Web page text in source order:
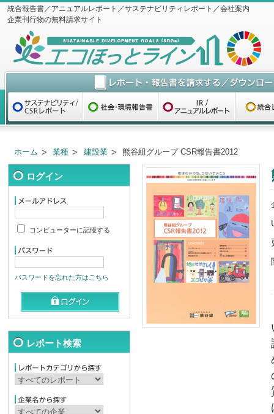
統合報告書／アニュアルレポート／サステナビリティレポート／会社案内
企業刊行物の無料請求サイト
ホーム 業種 建設業 熊谷組グループ CSR報告書2012
ログイン
コンピューターに記憶する
パスワードを忘れた方はこちら
レポート検索